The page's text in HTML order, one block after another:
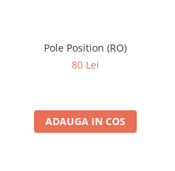
Pole Position (RO)
80 Lei
ADAUGA IN COS